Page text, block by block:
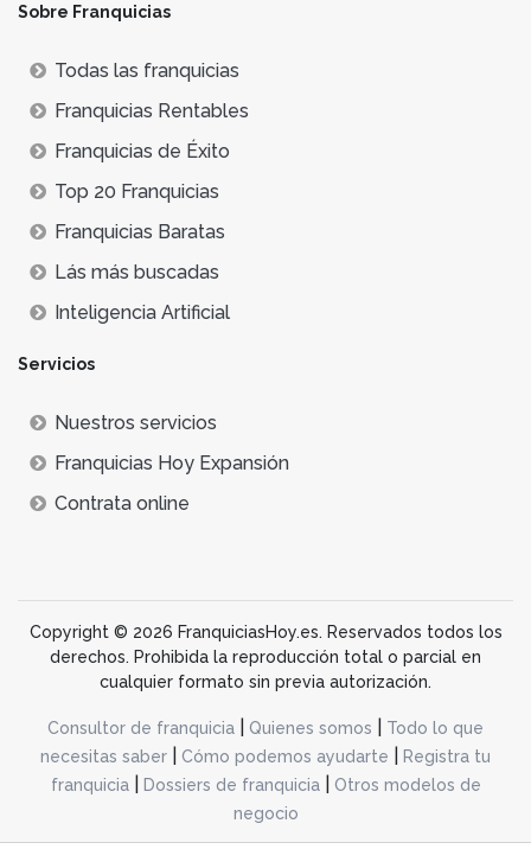
Sobre Franquicias
Todas las franquicias
Franquicias Rentables
Franquicias de Éxito
Top 20 Franquicias
Franquicias Baratas
Lás más buscadas
Inteligencia Artificial
Servicios
Nuestros servicios
Franquicias Hoy Expansión
Contrata online
Copyright © 2026 FranquiciasHoy.es. Reservados todos los
derechos. Prohibida la reproducción total o parcial en
cualquier formato sin previa autorización.
Consultor de franquicia Quienes somos
Todo lo que
necesitas saber
Cómo podemos ayudarte
Registra tu
franquicia| Dossiers de franquicia|
Otros modelos de
negocio